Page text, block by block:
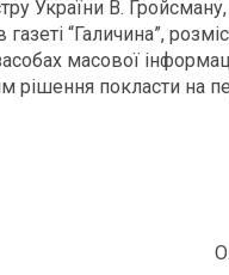
України В.
“Галичина”,
масової
рішення покласти на
ради